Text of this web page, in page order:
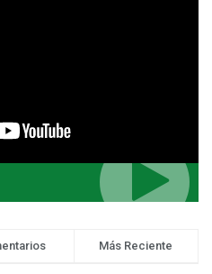
Más Reciente